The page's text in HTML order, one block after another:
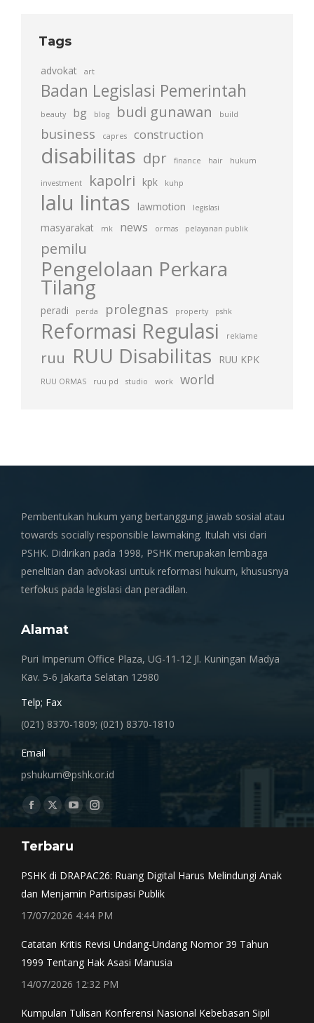
Tags
advokat art
Badan Legislasi Pemerintah
beauty bg blog budi gunawan build
business capres construction
disabilitas dpr finance hair hukum
investment kapolri kpk kuhp
lalu lintas lawmotion legislasi
masyarakat mk news ormas pelayanan publik
pemilu
Pengelolaan Perkara
Tilang
peradi perda prolegnas property pshk
Reformasi Regulasi reklame
ruu RUU Disabilitas RUU KPK
RUU ORMAS ruu pd studio work world
Pembentukan hukum yang bertanggung jawab sosial atau
towards socially responsible lawmaking. Itulah visi dari
PSHK. Didirikan pada 1998, PSHK merupakan lembaga
penelitian dan advokasi untuk reformasi hukum, khususnya
terfokus pada legislasi dan peradilan.
Alamat
Puri Imperium Office Plaza, UG-11-12 Jl. Kuningan Madya
Kav. 5-6 Jakarta Selatan 12980
Telp; Fax
(021) 8370-1809; (021) 8370-1810
Email
pshukum@pshk.or.id
Find us on:
Facebook
opens
window
X
opens
window
YouTube
opens
Instagram
window
Terbaru
PSHK di DRAPAC26: Ruang Digital Harus Melindungi Anak
dan Menjamin Partisipasi Publik
17/07/2026 4:44 PM
Catatan Kritis Revisi Undang-Undang Nomor 39 Tahun
1999 Tentang Hak Asasi Manusia
14/07/2026 12:32 PM
Kumpulan Tulisan Konferensi Nasional Kebebasan Sipil